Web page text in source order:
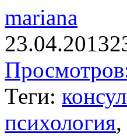
mariana
23.04.2013
Теги:
психология,